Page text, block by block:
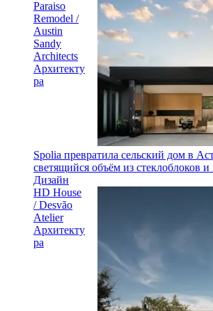
Paraiso
Remodel /
Austin
Sandy
Architects
Архитекту
ра
Spolia превратила сельский дом в
светящийся объём из стеклоблоков и
Дизайн
HD House
/ Desvão
Atelier
Архитекту
ра